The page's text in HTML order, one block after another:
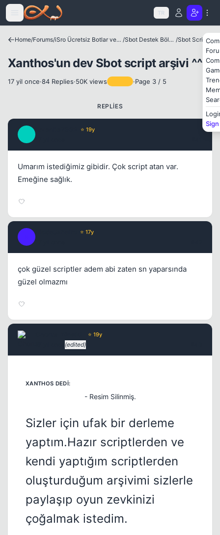
Icerige atla
TR
Home/Forums/ iSro Ücretsiz Botlar ve Diğer Programlar / Sbot Destek Bölümü / Sbot Scriptler
Xanthos'un dev Sbot script arşivi ^^
17 yil once·84 Replies·50K views ·Page 3 / 5
REPLIES
⭐ 19y
Umarım istediğimiz gibidir. Çok script atan var.
Emeğine sağlık.
⭐ 17y
çok güzel scriptler adem abi zaten sn yaparsında
güzel olmazmı
⭐ 19y
(edited)
- Resim Silinmiş.
Sizler için ufak bir derleme
yaptım.Hazır scriptlerden ve
kendi yaptığım scriptlerden
oluşturduğum arşivimi sizlerle
paylaşıp oyun zevkinizi
çoğalmak istedim.
Kapat